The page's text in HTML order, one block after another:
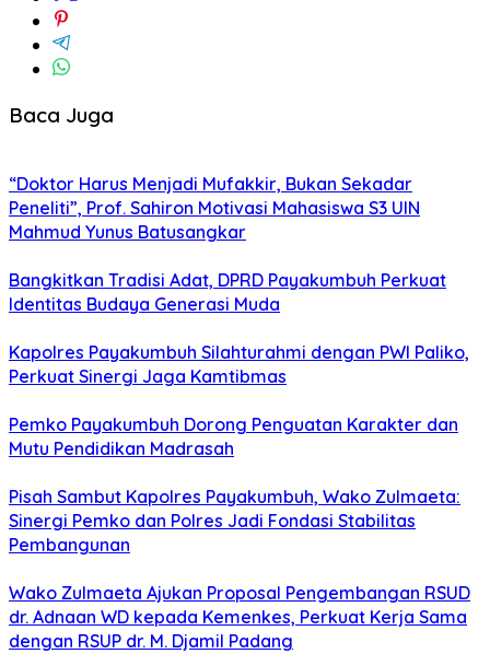
Baca Juga
“Doktor Harus Menjadi Mufakkir, Bukan Sekadar
Peneliti”, Prof. Sahiron Motivasi Mahasiswa S3 UIN
Mahmud Yunus Batusangkar
Bangkitkan Tradisi Adat, DPRD Payakumbuh Perkuat
Identitas Budaya Generasi Muda
Kapolres Payakumbuh Silahturahmi dengan PWI Paliko,
Perkuat Sinergi Jaga Kamtibmas
Pemko Payakumbuh Dorong Penguatan Karakter dan
Mutu Pendidikan Madrasah
Pisah Sambut Kapolres Payakumbuh, Wako Zulmaeta:
Sinergi Pemko dan Polres Jadi Fondasi Stabilitas
Pembangunan
Wako Zulmaeta Ajukan Proposal Pengembangan RSUD
dr. Adnaan WD kepada Kemenkes, Perkuat Kerja Sama
dengan RSUP dr. M. Djamil Padang